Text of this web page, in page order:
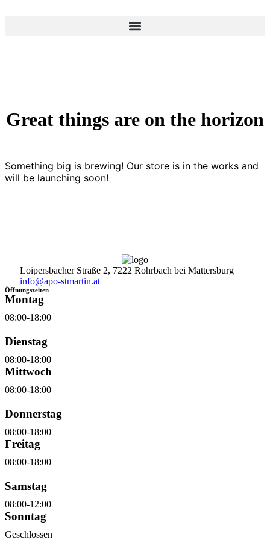
Great things are on the horizon
Something big is brewing! Our store is in the works and
will be launching soon!
Loipersbacher Straße 2, 7222 Rohrbach bei Mattersburg
info@apo-stmartin.at
Öffnungszeiten
Montag
08:00-18:00
Dienstag
08:00-18:00
Mittwoch
08:00-18:00
Donnerstag
08:00-18:00
Freitag
08:00-18:00
Samstag
08:00-12:00
Sonntag
Geschlossen